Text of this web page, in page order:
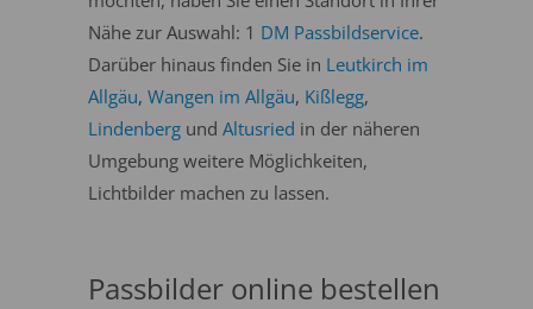
Nähe zur Auswahl: 1 DM Passbildservice.
Darüber hinaus finden Sie in Leutkirch im
Allgäu, Wangen im Allgäu, Kißlegg,
Lindenberg und Altusried in der näheren
Umgebung weitere Möglichkeiten,
Lichtbilder machen zu lassen.
Passbilder online bestellen